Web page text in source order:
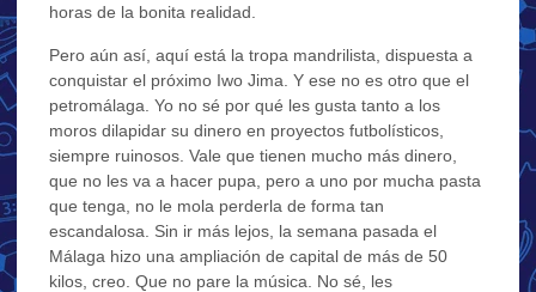
horas de la bonita realidad.
Pero aún así, aquí está la tropa mandrilista, dispuesta a
conquistar el próximo Iwo Jima. Y ese no es otro que el
petromálaga. Yo no sé por qué les gusta tanto a los
moros dilapidar su dinero en proyectos futbolísticos,
siempre ruinosos. Vale que tienen mucho más dinero,
que no les va a hacer pupa, pero a uno por mucha pasta
que tenga, no le mola perderla de forma tan
escandalosa. Sin ir más lejos, la semana pasada el
Málaga hizo una ampliación de capital de más de 50
kilos, creo. Que no pare la música. No sé, les